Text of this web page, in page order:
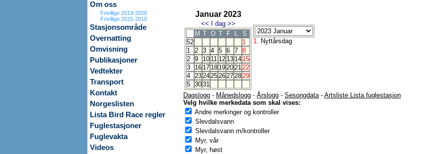
Om oss
Frivillige 2019-2026
Frivillige 2015-2018
Stasjonsområde
Overnatting
Omvisning
Publikasjoner
Vedtekter
Transport
Kontakt
Norgeslisten
Lista Bird Race regler
Fuglestasjoner
Fuglevakta
Videos
Januar 2023
<< I dag >>
M T O T F L
S
52
1
1 2 3 4 5 6 7 8
2 9 10 11 12 13 14 15
3
16 17 18 19202122
4 23242526272829
5 3031
1. Nyttårsdag
Dagslogg - Månedslogg - Årslogg - Sesongdata- Artsliste Lista fuglestasjon
Velg hvilke merkedata som skal vises:
Andre merkinger og kontroller
Slevdalsvann
Slevdalsvann m/kontroller
Myr, vår
Myr, høst